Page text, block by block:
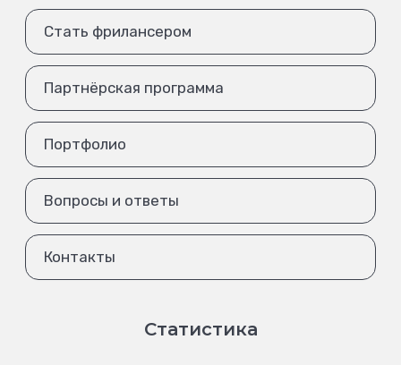
Стать фрилансером
Партнёрская программа
Портфолио
Вопросы и ответы
Контакты
Статистика